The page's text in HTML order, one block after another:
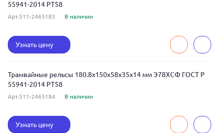
55941-2014 РТ58
Арт.511-2465183 В наличии
Узнать цену
Трамвайные рельсы 180.8x150x58x35x14 мм Э78ХСФ ГОСТ Р
55941-2014 РТ58
Арт.511-2465184 В наличии
Узнать цену